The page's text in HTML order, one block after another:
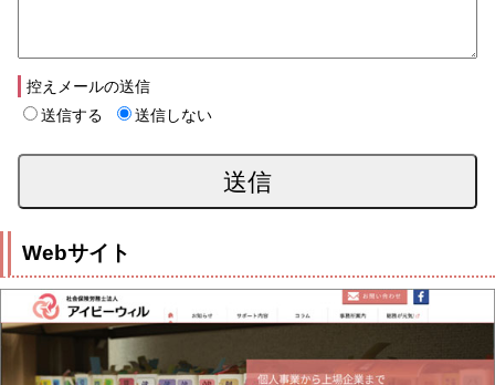
控えメールの送信
送信する
送信しない
Webサイト